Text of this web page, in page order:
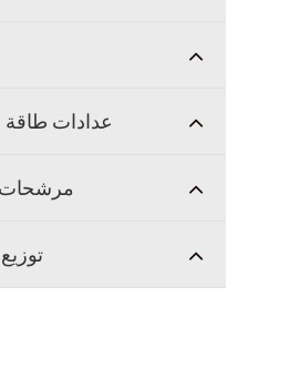
عدادات طاقة
مرشحات